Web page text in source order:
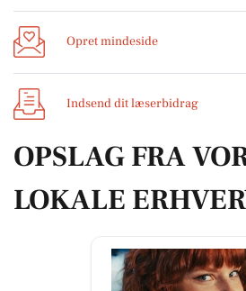
Opret mindeside
Indsend dit læserbidrag
OPSLAG FRA
LOKALE